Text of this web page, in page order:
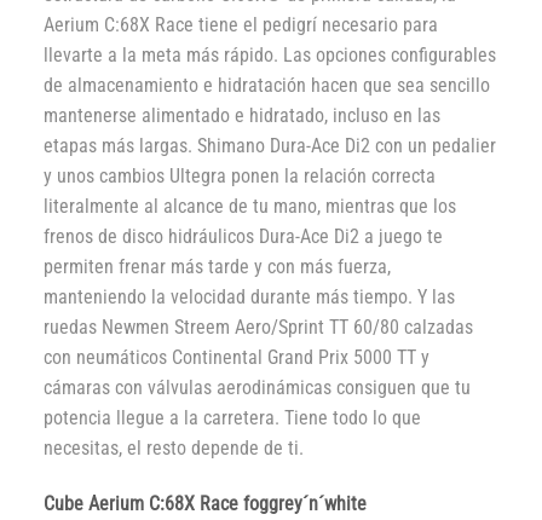
Aerium C:68X Race tiene el pedigrí necesario para
llevarte a la meta más rápido. Las opciones configurables
de almacenamiento e hidratación hacen que sea sencillo
mantenerse alimentado e hidratado, incluso en las
etapas más largas. Shimano Dura-Ace Di2 con un pedalier
y unos cambios Ultegra ponen la relación correcta
literalmente al alcance de tu mano, mientras que los
frenos de disco hidráulicos Dura-Ace Di2 a juego te
permiten frenar más tarde y con más fuerza,
manteniendo la velocidad durante más tiempo. Y las
ruedas Newmen Streem Aero/Sprint TT 60/80 calzadas
con neumáticos Continental Grand Prix 5000 TT y
cámaras con válvulas aerodinámicas consiguen que tu
potencia llegue a la carretera. Tiene todo lo que
necesitas, el resto depende de ti.
Cube Aerium C:68X Race foggrey´n´white